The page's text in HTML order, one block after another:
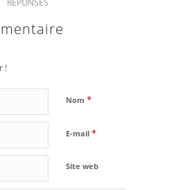
!
Nom *
E-mail *
Site web